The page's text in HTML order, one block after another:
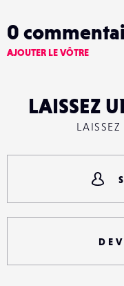
0
AJOUTER LE VÔTRE
LAISSEZ